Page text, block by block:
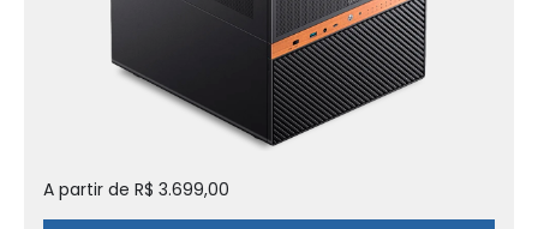
A partir de R$ 3.699,00